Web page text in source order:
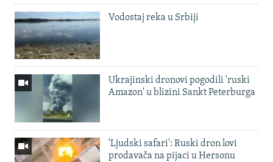
Vodostaj reka u Srbiji
Ukrajinski dronovi pogodili 'ruski
Amazon' u blizini Sankt Peterburga
'Ljudski safari': Ruski dron lovi
prodavača na pijaci u Hersonu